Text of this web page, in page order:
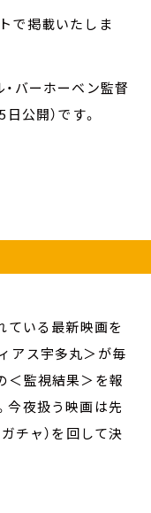
で掲載いたしま
バーホーベン監督
公開）です。
ている最新映画を
アス宇多丸＞が毎
＜監視結果＞を報
今夜扱う映画は先
チャ）を回して決